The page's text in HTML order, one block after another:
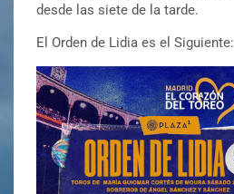
desde las siete de la tarde.
El Orden de Lidia es el Siguiente: